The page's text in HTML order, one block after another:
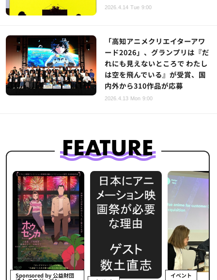
2026.4.14 Tue 9:00
「高知アニメクリエイターアワ
ード2026」、グランプリは『だ
れにも見えないところで わたし
は空を飛んでいる』が受賞、国
内外から310作品が応募
2026.4.13 Mon 9:00
Sponsored by 公益財団 イベント